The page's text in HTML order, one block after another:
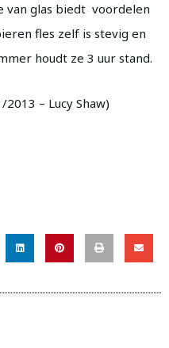
van glas biedt voordelen
fles zelf is stevig en
houdt ze 3 uur stand.
– Lucy Shaw)